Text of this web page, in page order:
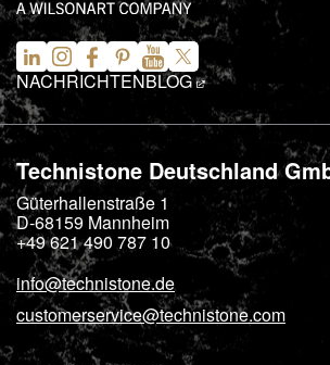
NACHRICHTENBLOG
Technistone Deutschland
Güterhallenstraße 1
D-68159 Mannheim
+49 621 490 787 10
info@technistone.de
customerservice@technistone.com